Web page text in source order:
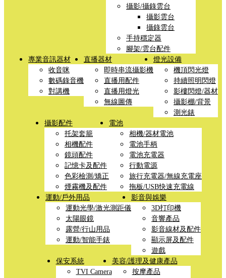
攝影/攝錄雲台
攝影雲台
攝錄雲台
手持穩定器
腳架/雲台配件
專業音訊器材
收音咪
數碼錄音機
對講機
直播器材
即時串流攝影機
直播用配件
直播用燈光
無線圖傳
燈光設備
機頂閃光燈
持續照明閃燈
影樓閃燈/器材
攝影棚/背景
測光錶
攝影配件
托架套籠
相機配件
鏡頭配件
記憶卡及配件
色彩檢測/矯正
煙霧機及配件
電池
相機/器材電池
電池手柄
電池充電器
行動電源
旅行充電器/無線充電座
拖板/USB快速充電線
運動/戶外用品
運動光學/激光測距儀
太陽眼鏡
露營/行山用品
運動/智能手錶
影音與娛樂
3D打印機
音響產品
影音線材及配件
顯示屏及配件
遊戲
保安系統
TVI Camera
美容/護理及健康產品
按摩產品